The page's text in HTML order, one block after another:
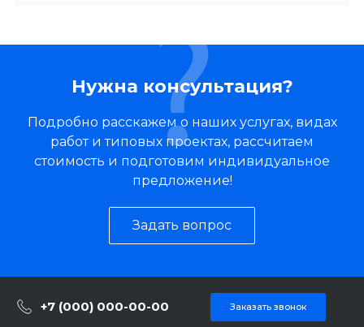
Нужна консультация?
Подробно расскажем о наших услугах, видах
работ и типовых проектах, рассчитаем
стоимость и подготовим индивидуальное
предложение!
Задать вопрос
+7 (000) 000-00-00 Заказать звонок